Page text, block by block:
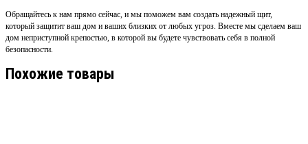
Обращайтесь к нам прямо сейчас, и мы поможем вам создать надежный щит,
который защитит ваш дом и ваших близких от любых угроз. Вместе мы сделаем ваш
дом неприступной крепостью, в которой вы будете чувствовать себя в полной
безопасности.
Похожие товары